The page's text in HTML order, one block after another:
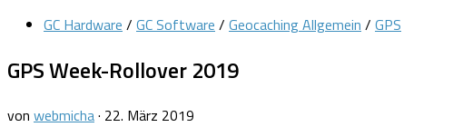
GC Hardware / GC Software / Geocaching Allgemein / GPS
GPS Week-Rollover 2019
von webmicha· 22. März 2019